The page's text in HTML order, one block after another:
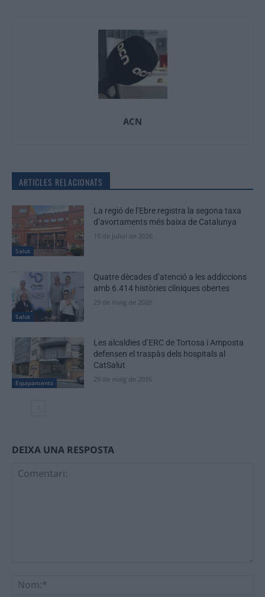
ACN
ARTICLES RELACIONATS
Salut
La regió de l’Ebre registra la segona taxa
d’avortaments més baixa de Catalunya
10 de juliol de 2026
Salut
Quatre dècades d’atenció a les addiccions
amb 6.414 històries clíniques obertes
29 de maig de 2026
Equipaments
Les alcaldies d’ERC de Tortosa i Amposta
defensen el traspàs dels hospitals al
CatSalut
29 de maig de 2026
DEIXA UNA RESPOSTA